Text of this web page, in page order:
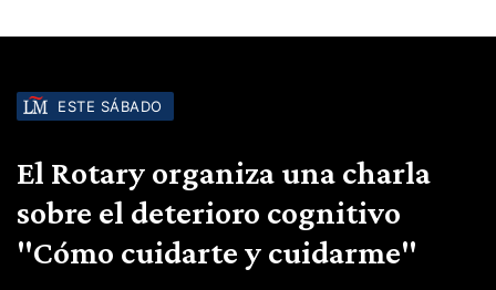
ESTE SÁBADO
El Rotary organiza una charla
sobre el deterioro cognitivo
"Cómo cuidarte y cuidarme"